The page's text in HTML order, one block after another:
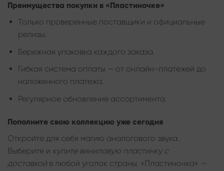
Преимущества покупки в «Пластиночке»
Только проверенные поставщики и официальные
релизы.
Бережная упаковка каждого заказа.
Гибкая система оплаты — от онлайн-платежей до
наложенного платежа.
Регулярное обновление ассортимента.
Пополните свою коллекцию уже сегодня
Откройте для себя магию аналогового звука.
Выберите и купите виниловую пластинку с
доставкойв любой уголок страны. «Пластиночка» —